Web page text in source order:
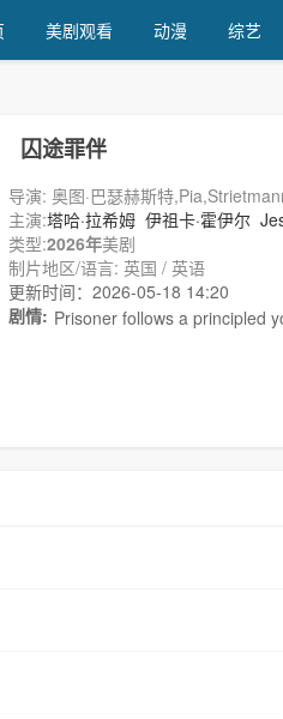
美剧观看 动漫 综艺
囚途罪伴
导演: 奥图·巴瑟赫斯特
主演:塔哈·拉希姆 伊祖卡·霍伊尔
蒂文·埃..
类型:2026年美剧
制片地区/语言: 英国 / 英语
更新时间：2026-05-18 14:20
剧情: Prisoner follows a principled